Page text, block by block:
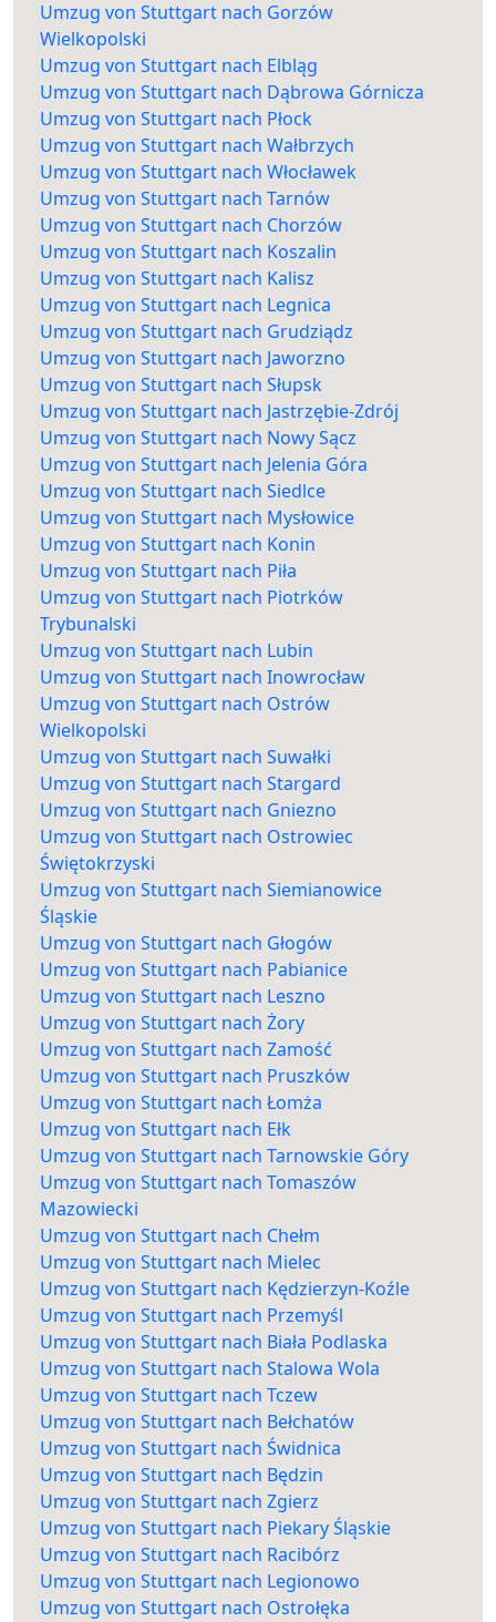
Umzug von Stuttgart nach Gorzów
Wielkopolski
Umzug von Stuttgart nach Elbląg
Umzug von Stuttgart nach Dąbrowa Górnicza
Umzug von Stuttgart nach Płock
Umzug von Stuttgart nach Wałbrzych
Umzug von Stuttgart nach Włocławek
Umzug von Stuttgart nach Tarnów
Umzug von Stuttgart nach Chorzów
Umzug von Stuttgart nach Koszalin
Umzug von Stuttgart nach Kalisz
Umzug von Stuttgart nach Legnica
Umzug von Stuttgart nach Grudziądz
Umzug von Stuttgart nach Jaworzno
Umzug von Stuttgart nach Słupsk
Umzug von Stuttgart nach Jastrzębie-Zdrój
Umzug von Stuttgart nach Nowy Sącz
Umzug von Stuttgart nach Jelenia Góra
Umzug von Stuttgart nach Siedlce
Umzug von Stuttgart nach Mysłowice
Umzug von Stuttgart nach Konin
Umzug von Stuttgart nach Piła
Umzug von Stuttgart nach Piotrków
Trybunalski
Umzug von Stuttgart nach Lubin
Umzug von Stuttgart nach Inowrocław
Umzug von Stuttgart nach Ostrów
Wielkopolski
Umzug von Stuttgart nach Suwałki
Umzug von Stuttgart nach Stargard
Umzug von Stuttgart nach Gniezno
Umzug von Stuttgart nach Ostrowiec
Świętokrzyski
Umzug von Stuttgart nach Siemianowice
Śląskie
Umzug von Stuttgart nach Głogów
Umzug von Stuttgart nach Pabianice
Umzug von Stuttgart nach Leszno
Umzug von Stuttgart nach Żory
Umzug von Stuttgart nach Zamość
Umzug von Stuttgart nach Pruszków
Umzug von Stuttgart nach Łomża
Umzug von Stuttgart nach Ełk
Umzug von Stuttgart nach Tarnowskie Góry
Umzug von Stuttgart nach Tomaszów
Mazowiecki
Umzug von Stuttgart nach Chełm
Umzug von Stuttgart nach Mielec
Umzug von Stuttgart nach Kędzierzyn-Koźle
Umzug von Stuttgart nach Przemyśl
Umzug von Stuttgart nach Biała Podlaska
Umzug von Stuttgart nach Stalowa Wola
Umzug von Stuttgart nach Tczew
Umzug von Stuttgart nach Bełchatów
Umzug von Stuttgart nach Świdnica
Umzug von Stuttgart nach Będzin
Umzug von Stuttgart nach Zgierz
Umzug von Stuttgart nach Piekary Śląskie
Umzug von Stuttgart nach Racibórz
Umzug von Stuttgart nach Legionowo
Umzug von Stuttgart nach Ostrołęka